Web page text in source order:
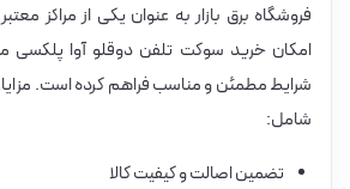
فروشگاه برق بازار به عنوان یکی از مراکز
امکان خرید سوکت تلفن دوقلو آوا پلکسی
شرایط مطمئن و مناسب فراهم کرده است.
شامل:
تضمین اصالت و کیفیت کالا